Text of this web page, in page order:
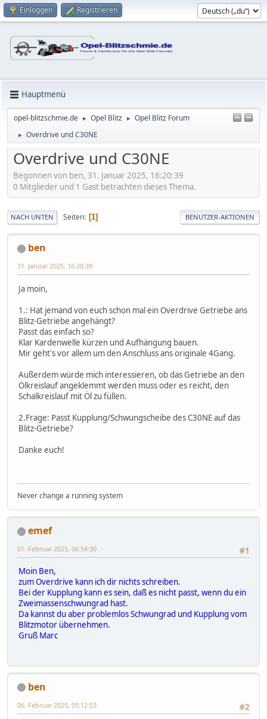
Einloggen Registrieren
Hauptmenü
opel-blitzschmie.de ► Opel Blitz ► Opel Blitz Forum
► Overdrive und C30NE
Overdrive und C30NE
Begonnen von ben, 31. Januar 2025, 16:20:39
0 Mitglieder und 1 Gast betrachten dieses Thema.
NACH UNTEN Seiten 1 BENUTZER-AKTIONEN
ben
31. Januar 2025, 16:20:39
Ja moin,
1.: Hat jemand von euch schon mal ein Overdrive Getriebe ans
Blitz-Getriebe angehängt?
Passt das einfach so?
Klar Kardenwelle kürzen und Aufhängung bauen.
Mir geht's vor allem um den Anschluss ans originale 4Gang.
Außerdem würde mich interessieren, ob das Getriebe an den
Ölkreislauf angeklemmt werden muss oder es reicht, den
Schalkreislauf mit Öl zu füllen.
2.Frage: Passt Kupplung/Schwungscheibe des C30NE auf das
Blitz-Getriebe?
Danke euch!
Never change a running system
emef
#1
01. Februar 2025, 06:54:30
Moin Ben,
zum Overdrive kann ich dir nichts schreiben.
Bei der Kupplung kann es sein, daß es nicht passt, wenn du ein
Zweimassenschwungrad hast.
Da kannst du aber problemlos Schwungrad und Kupplung vom
Blitzmotor übernehmen.
Gruß Marc
ben
#2
06. Februar 2025, 05:12:53